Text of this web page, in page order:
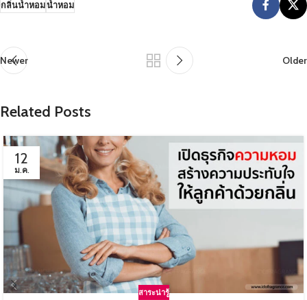
กลิ่นน้ำหอมน้ำหอม
Newer Older
Related Posts
12
ม.ค.
สาระน่ารู้